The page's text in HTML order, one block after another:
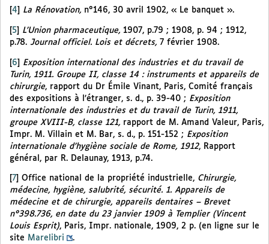
4 La Rénovation, n°146, 30 avril 1902, « Le banquet ».
5 L’Union pharmaceutique, 1907, p.79 ; 1908, p. 94 ; 1912,
p.78. Journal officiel. Lois et décrets, 7 février 1908.
[6] Exposition international des industries et du travail de
Turin, 1911. Groupe II, classe 14 : instruments et appareils de
chirurgie, rapport du Dr Émile Vinant, Paris, Comité français
des expositions à l’étranger, s. d., p. 39-40 ; Exposition
internationale des industries et du travail de Turin, 1911,
groupe XVIII-B, classe 121, rapport de M. Amand Valeur, Paris,
Impr. M. Villain et M. Bar, s. d., p. 151-152 ; Exposition
internationale d’hygiène sociale de Rome, 1912, Rapport
général, par R. Delaunay, 1913, p.74.
7 Office national de la propriété industrielle, Chirurgie,
médecine, hygiène, salubrité, sécurité. 1. Appareils de
médecine et de chirurgie, appareils dentaires – Brevet
n°398.736, en date du 23 janvier 1909 à Templier (Vincent
Louis Esprit), Paris, Impr. nationale, 1909, 2 p. (en ligne sur le
site Marelibri .